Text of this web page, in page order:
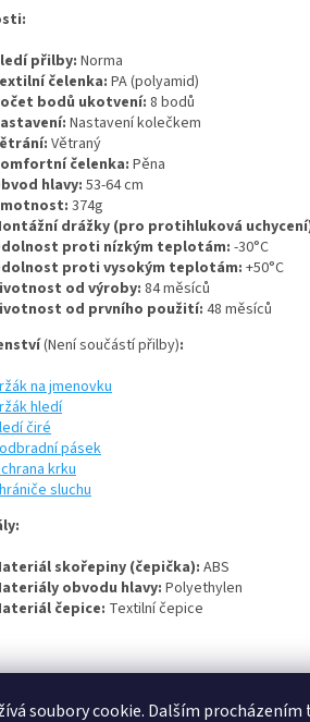
soubory cookie. Dalším
přilby:Norma
čelenka:PA (polyamid)
bodů ukotvení: 8 bodů
Nastavení kolečkem
: Větraný
čelenka: Pěna
hlavy: 53-64 cm
374g
drážky (pro protihluková
proti nízkým teplotám:-30°C
proti vysokým teplotám: +50°C
od výroby:84 měsíců
od prvního použití: 48 měsíců
(Není součástí přilby):
na jmenovku
hledí
čiré
pásek
krku
sluchu
skořepiny(čepička): ABS
obvodu hlavy:Polyethylen
čepice: Textilní čepice